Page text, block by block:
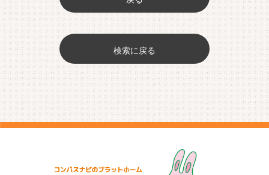
検索に戻る